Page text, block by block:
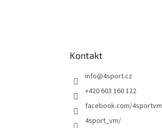
Kontakt
info@4sport.cz
+420 603 160 122
facebook.com/4sportvm
4sport_vm/